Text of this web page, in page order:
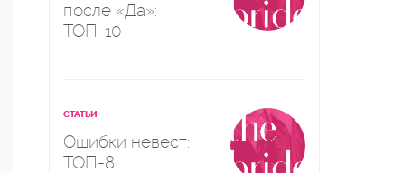
после «Да»:
ТОП-10
СТАТЬИ
Ошибки невест:
ТОП-8